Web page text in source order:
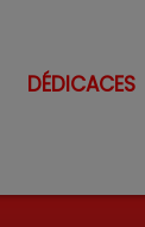
DÉDICACES